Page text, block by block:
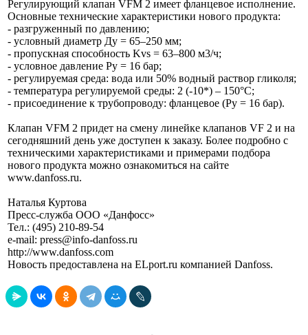
Регулирующий клапан VFM 2 имеет фланцевое исполнение.
Основные технические характеристики нового продукта:
- разгруженный по давлению;
- условный диаметр Ду = 65–250 мм;
- пропускная способность Kvs = 63–800 м3/ч;
- условное давление Ру = 16 бар;
- регулируемая среда: вода или 50% водный раствор гликоля;
- температура регулируемой среды: 2 (-10*) – 150°С;
- присоединение к трубопроводу: фланцевое (Ру = 16 бар).
Клапан VFM 2 придет на смену линейке клапанов VF 2 и на
сегодняшний день уже доступен к заказу. Более подробно с
техническими характеристиками и примерами подбора
нового продукта можно ознакомиться на сайте
www.danfoss.ru.
Наталья Куртова
Пресс-служба ООО «Данфосс»
Тел.: (495) 210-89-54
e-mail: press@info-danfoss.ru
http://www.danfoss.com
Новость предоставлена на ELport.ru компанией Danfoss.